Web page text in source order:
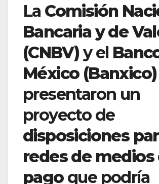
La Comisión
Bancaria y de
(CNBV)y el
México (Banxico)
presentaron un
proyecto de
disposiciones
redes de medios
pagoque podría